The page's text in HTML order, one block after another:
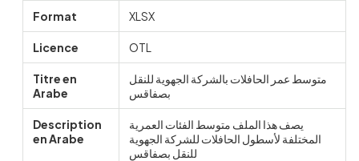
Format XLSX
Licence OTL
Titre en
Arabe
متوسط عمر الحافلات بالشركة الجهوية للنقل
بصفاقس
Description
en Arabe
يصف هذا الملف متوسط الفئات العمرية
المختلفة لأسطول الحافلات للشركة الجهوية
للنقل بصفاقس